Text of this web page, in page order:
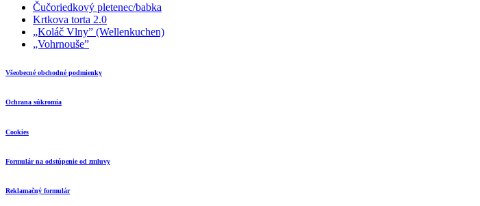
Čučoriedkový pletenec/babka
Krtkova torta 2.0
„Koláč Vlny” (Wellenkuchen)
„Vohrnouše”
Všeobecné obchodné podmienky
Ochrana súkromia
Cookies
Formulár na odstúpenie od zmluvy
Reklamačný formulár